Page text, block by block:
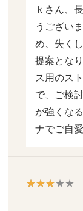
ｋさん、
うござい
め、失く
提案とな
ス用のス
で、ご検
が強くな
ナでご自